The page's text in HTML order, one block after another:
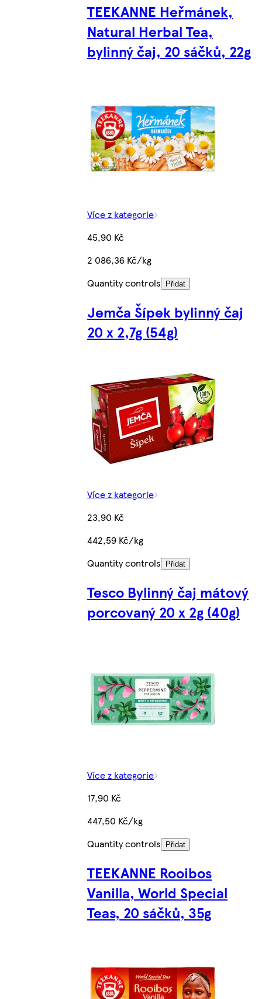
TEEKANNE Heřmánek,
Natural Herbal Tea,
bylinný čaj, 20 sáčků, 22g
Více z kategorie
45,90 Kč
2 086,36 Kč/kg
Quantity controls
Přidat
Jemča Šípek bylinný čaj
20 x 2,7g (54g)
Více z kategorie
23,90 Kč
442,59 Kč/kg
Quantity controls
Přidat
Tesco Bylinný čaj mátový
porcovaný 20 x 2g (40g)
Více z kategorie
17,90 Kč
447,50 Kč/kg
Quantity controls
Přidat
TEEKANNE Rooibos
Vanilla, World Special
Teas, 20 sáčků, 35g